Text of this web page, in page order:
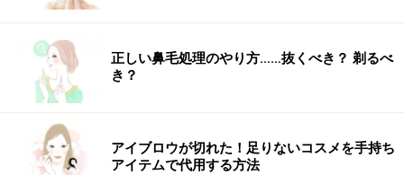
正しい鼻毛処理のやり方……抜くべき？ 剃るべ
き？
アイブロウが切れた！足りないコスメを手持ち
アイテムで代用する方法